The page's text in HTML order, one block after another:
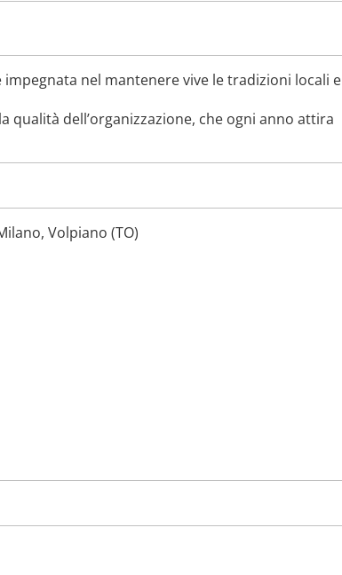
impegnata nel mantenere vive le tradizioni locali e
qualità dell’organizzazione, che ogni anno attira
Volpiano (TO)